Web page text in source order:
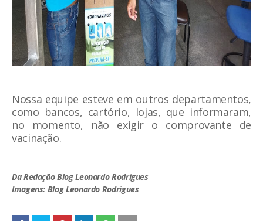
Nossa equipe esteve em outros departamentos,
como bancos, cartório, lojas, que informaram,
no momento, não exigir o comprovante de
vacinação.
Da Redação Blog Leonardo Rodrigues
Imagens: Blog Leonardo Rodrigues